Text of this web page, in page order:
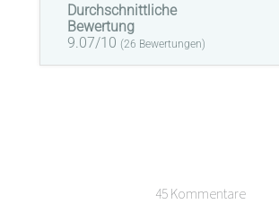
Durchschnittliche
Bewertung
9.07/10 (26 Bewertungen)
45 Kommentare